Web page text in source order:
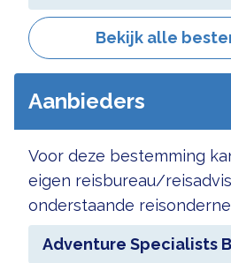
Bekijk alle
Aanbieders
Voor deze bestemming
eigen reisbureau/
onderstaande
Adventure Specialists